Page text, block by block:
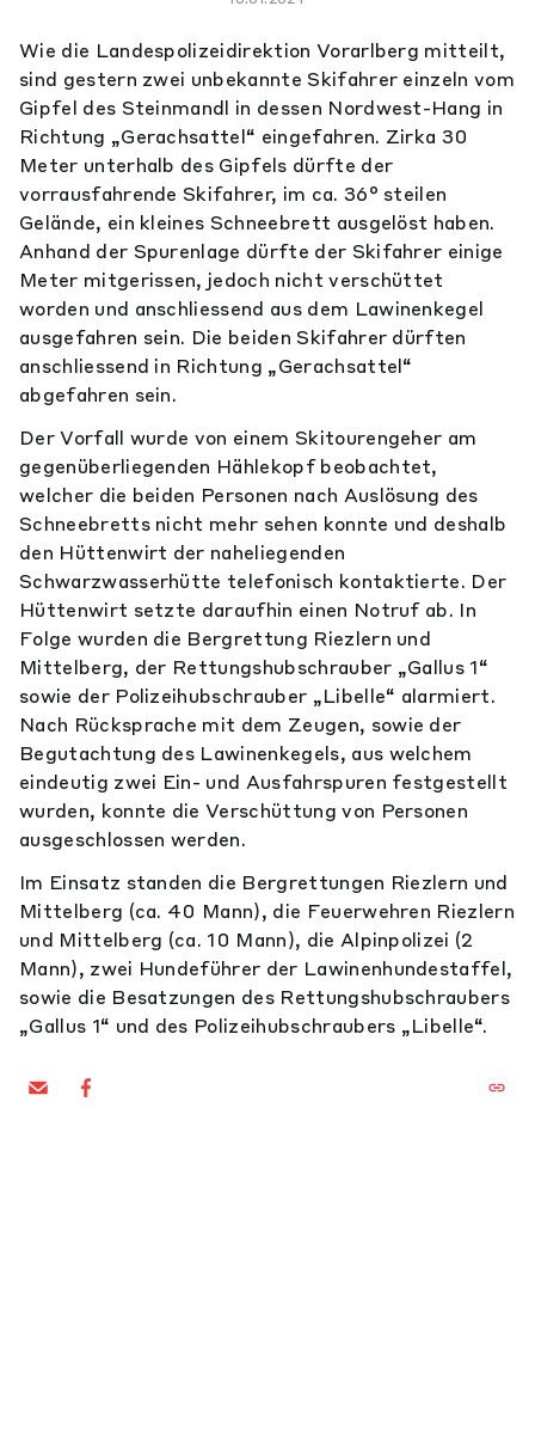
Wie die Landespolizeidirektion Vorarlberg mitteilt,
sind gestern zwei unbekannte Skifahrer einzeln vom
Gipfel des Steinmandl in dessen Nordwest-Hang in
Richtung „Gerachsattel“ eingefahren. Zirka 30
Meter unterhalb des Gipfels dürfte der
vorrausfahrende Skifahrer, im ca. 36° steilen
Gelände, ein kleines Schneebrett ausgelöst haben.
Anhand der Spurenlage dürfte der Skifahrer einige
Meter mitgerissen, jedoch nicht verschüttet
worden und anschliessend aus dem Lawinenkegel
ausgefahren sein. Die beiden Skifahrer dürften
anschliessend in Richtung „Gerachsattel“
abgefahren sein.
Der Vorfall wurde von einem Skitourengeher am
gegenüberliegenden Hählekopf beobachtet,
welcher die beiden Personen nach Auslösung des
Schneebretts nicht mehr sehen konnte und deshalb
den Hüttenwirt der naheliegenden
Schwarzwasserhütte telefonisch kontaktierte. Der
Hüttenwirt setzte daraufhin einen Notruf ab. In
Folge wurden die Bergrettung Riezlern und
Mittelberg, der Rettungshubschrauber „Gallus 1“
sowie der Polizeihubschrauber „Libelle“ alarmiert.
Nach Rücksprache mit dem Zeugen, sowie der
Begutachtung des Lawinenkegels, aus welchem
eindeutig zwei Ein- und Ausfahrspuren festgestellt
wurden, konnte die Verschüttung von Personen
ausgeschlossen werden.
Im Einsatz standen die Bergrettungen Riezlern und
Mittelberg (ca. 40 Mann), die Feuerwehren Riezlern
und Mittelberg (ca. 10 Mann), die Alpinpolizei (2
Mann), zwei Hundeführer der Lawinenhundestaffel,
sowie die Besatzungen des Rettungshubschraubers
„Gallus 1“ und des Polizeihubschraubers „Libelle“.